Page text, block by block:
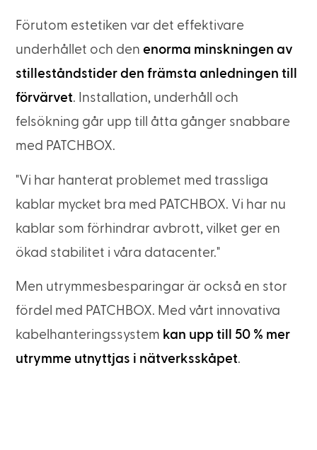
Förutom estetiken var det effektivare
underhållet och denenorma minskningen av
stilleståndstider den främsta anledningen till
förvärvet. Installation, underhåll och
felsökning går upp till åtta gånger snabbare
med PATCHBOX.
"Vi har hanterat problemet med trassliga
kablar mycket bra med PATCHBOX. Vi har nu
kablar som förhindrar avbrott, vilket ger en
ökad stabilitet i våra datacenter."
Men utrymmesbesparingar är också en stor
fördel med PATCHBOX. Med vårt innovativa
kabelhanteringssystem kan upp till 50 % mer
utrymme utnyttjas i nätverksskåpet.